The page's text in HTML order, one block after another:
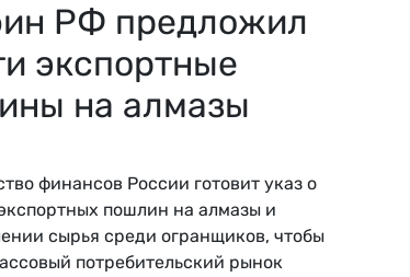
РФ предложил
экспортные
на алмазы
финансов России готовит указ о
пошлин на алмазы и
сырья среди огранщиков, чтобы
потребительский рынок